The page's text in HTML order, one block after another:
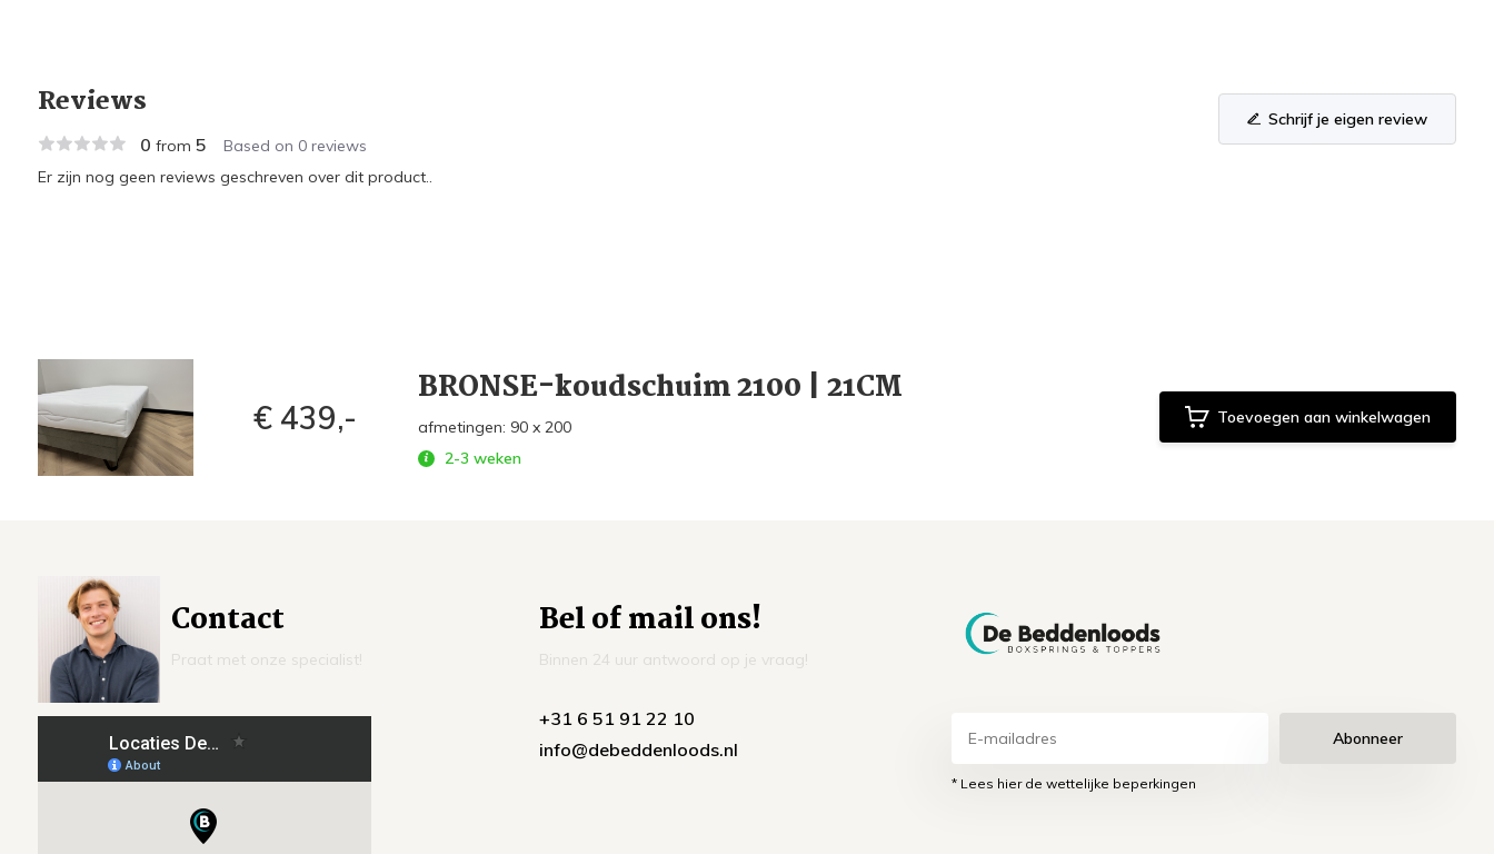
Reviews
0 from 5 Based on 0 reviews
Schrijf je eigen review
Er zijn nog geen reviews geschreven over dit product..
€ 439,-
BRONSE-koudschuim 2100 | 21CM
afmetingen: 90 x 200
2-3 weken
Toevoegen aan winkelwagen
Contact
Praat met onze specialist!
Bel of mail ons!
Binnen 24 uur antwoord op je vraag!
+31 6 51 91 22 10
info@debeddenloods.nl
Abonneer
* Lees hier de wettelijke beperkingen